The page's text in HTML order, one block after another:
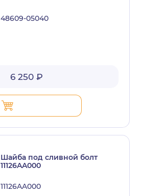
48609-05040
6 250 ₽
Шайба под сливной болт
11126AA000
11126AA000